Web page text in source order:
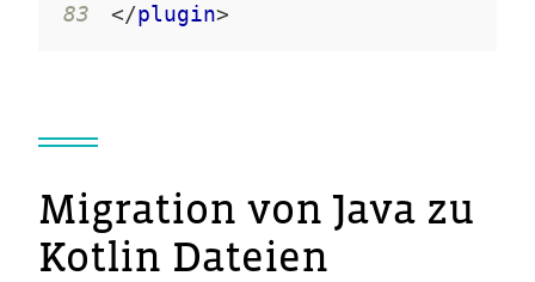
83
</plugin>
Migration von Java zu
Kotlin Dateien